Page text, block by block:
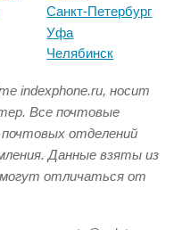
Санкт-Петербург
Уфа
Челябинск
indexphone.ru, носит
Все почтовые
отделений
Данные взяты из
отличаться от